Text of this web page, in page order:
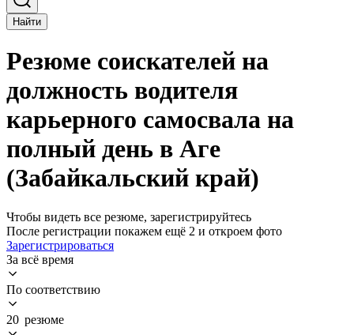
Найти
Резюме соискателей на
должность водителя
карьерного самосвала на
полный день в Аге
(Забайкальский край)
Чтобы видеть все резюме, зарегистрируйтесь
После регистрации покажем ещё 2 и откроем фото
Зарегистрироваться
За всё время
По соответствию
20 резюме